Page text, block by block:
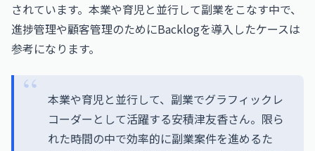
されています。本業や育児と並行して副業をこなす中で、
進捗管理や顧客管理のためにBacklogを導入したケースは
参考になります。
本業や育児と並行して、副業でグラフィックレ
コーダーとして活躍する安積津友香さん。限ら
れた時間の中で効率的に副業案件を進めるた